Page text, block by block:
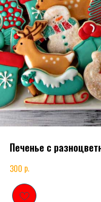
Печенье с
300 р.